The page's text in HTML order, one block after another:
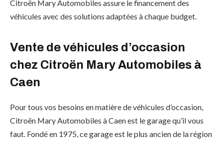
Citroën Mary Automobiles assure le financement des
véhicules avec des solutions adaptées à chaque budget.
Vente de véhicules d’occasion
chez Citroën Mary Automobiles à
Caen
Pour tous vos besoins en matière de véhicules d’occasion,
Citroën Mary Automobiles à Caen est le garage qu’il vous
faut. Fondé en 1975, ce garage est le plus ancien de la région